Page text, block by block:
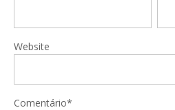
Website
Comentário*